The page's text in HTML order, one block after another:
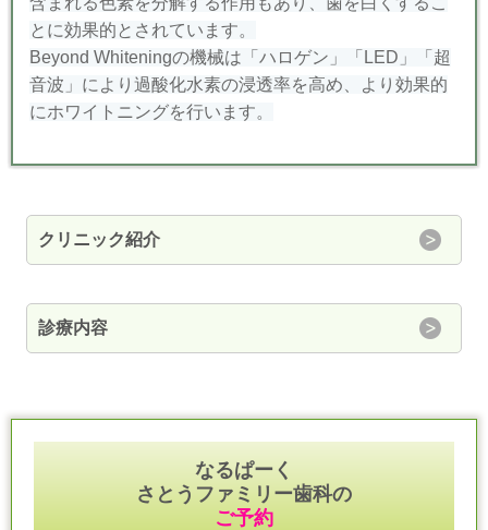
とに効果的と されています。
Beyond Whiteningの機械は「ハロゲン」「LED」「超
音波」により過酸化水素の浸透率を高め、より効果的
にホワイトニングを行います。
クリニック紹介
診療内容
なるぱーく
さとうファミリー歯科の
ご予約